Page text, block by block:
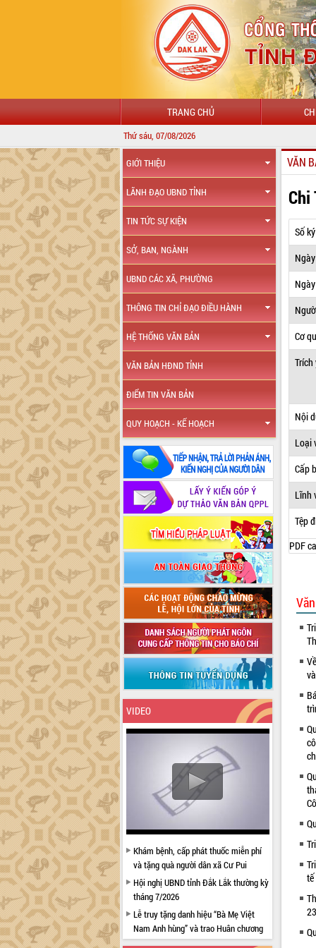
TRANG CHỦ
Thứ sáu, 07/08/2026
GIỚI THIỆU
LÃNH ĐẠO UBND TỈNH
TIN TỨC SỰ KIỆN
SỞ, BAN, NGÀNH
UBND CÁC XÃ, PHƯỜNG
THÔNG TIN CHỈ ĐẠO ĐIỀU HÀNH
HỆ THỐNG VĂN BẢN
VĂN BẢN HĐND TỈNH
ĐIỂM TIN VĂN BẢN
QUY HOẠCH - KẾ HOẠCH
VIDEO
Khám bệnh, cấp phát thuốc miễn phí
và tặng quà người dân xã Cư Pui
Hội nghị UBND tỉnh Đắk Lắk thường kỳ
tháng 7/2026
Lễ truy tặng danh hiệu “Bà Mẹ Việt
Nam Anh hùng” và trao Huân chương
Lao động
VĂN
Chi
Số
Cơ
Trích
Nội
Loại
Cấp
Lĩnh
Tệp
PDF